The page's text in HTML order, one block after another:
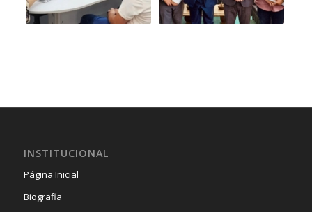
INSTITUCIONAL
Página Inicial
Biografia